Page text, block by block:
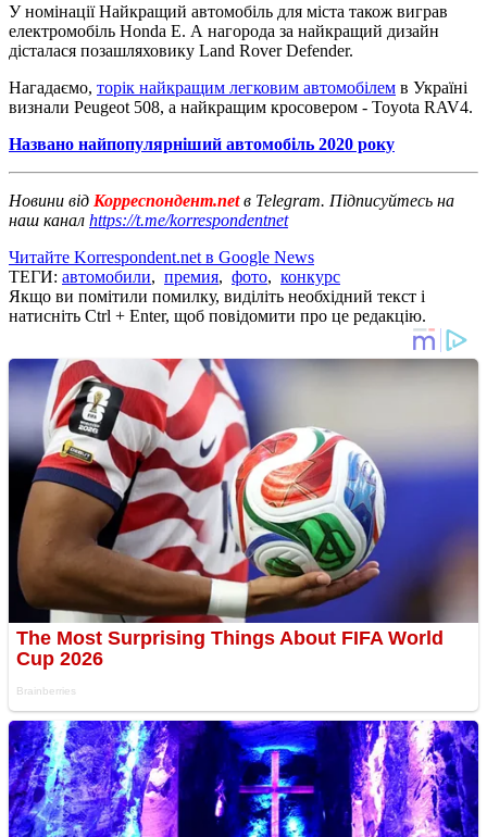
У номінації Найкращий автомобіль для міста також виграв
електромобіль Honda E. А нагорода за найкращий дизайн
дісталася позашляховику Land Rover Defender.
Нагадаємо, торік найкращим легковим автомобілем в Україні
визнали Peugeot 508, а найкращим кросовером - Toyota RAV4.
Названо найпопулярніший автомобіль 2020 року
Новини від Корреспондент.netв Telegram. Підписуйтесь на
наш канал https://t.me/korrespondentnet
Читайте Korrespondent.net в Google News
ТЕГИ: автомобили, премия, фото, конкурс
Якщо ви помітили помилку, виділіть необхідний текст і
натисніть Ctrl + Enter, щоб повідомити про це редакцію.